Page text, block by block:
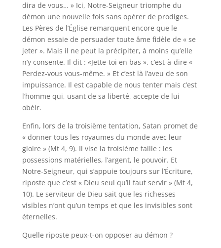
dira de vous… » Ici, Notre-Seigneur triomphe du
démon une nouvelle fois sans opérer de prodiges.
Les Pères de l’Église remarquent encore que le
démon essaie de persuader toute âme fidèle de « se
jeter ». Mais il ne peut la précipiter, à moins qu’elle
n’y consente. Il dit : «Jette-toi en bas », c’est-à-dire «
Perdez-vous vous-même. » Et c’est là l’aveu de son
impuissance. Il est capable de nous tenter mais c’est
l’homme qui, usant de sa liberté, accepte de lui
obéir.
Enfin, lors de la troisième tentation, Satan promet de
« donner tous les royaumes du monde avec leur
gloire » (Mt 4, 9). Il vise la troisième faille : les
possessions matérielles, l’argent, le pouvoir. Et
Notre-Seigneur, qui s’appuie toujours sur l’Écriture,
riposte que c’est « Dieu seul qu’il faut servir » (Mt 4,
10). Le serviteur de Dieu sait que les richesses
visibles n’ont qu’un temps et que les invisibles sont
éternelles.
Quelle riposte peux-t-on opposer au démon ?